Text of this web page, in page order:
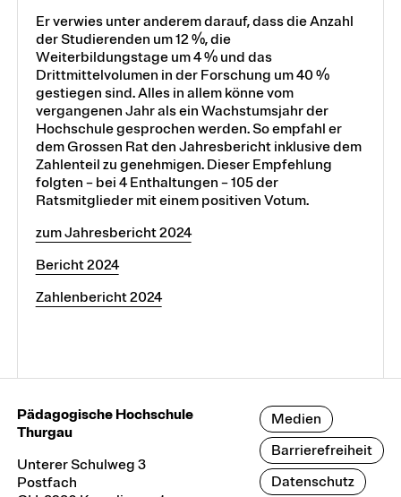
Er verwies unter anderem darauf, dass die Anzahl
der Studierenden um 12 %, die
Weiterbildungstage um 4 % und das
Drittmittelvolumen in der Forschung um 40 %
gestiegen sind. Alles in allem könne vom
vergangenen Jahr als ein Wachstumsjahr der
Hochschule gesprochen werden. So empfahl er
dem Grossen Rat den Jahresbericht inklusive dem
Zahlenteil zu genehmigen. Dieser Empfehlung
folgten – bei 4 Enthaltungen – 105 der
Ratsmitglieder mit einem positiven Votum.
zum Jahresbericht 2024
Bericht 2024
Zahlenbericht 2024
Pädagogische Hochschule
Thurgau
Unterer Schulweg 3
Postfach
Medien
Barrierefreiheit
Datenschutz